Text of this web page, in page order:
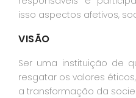
isso aspectos afetivos,
VISÃO
Ser uma instituição de
resgatar os valores
a transformação da